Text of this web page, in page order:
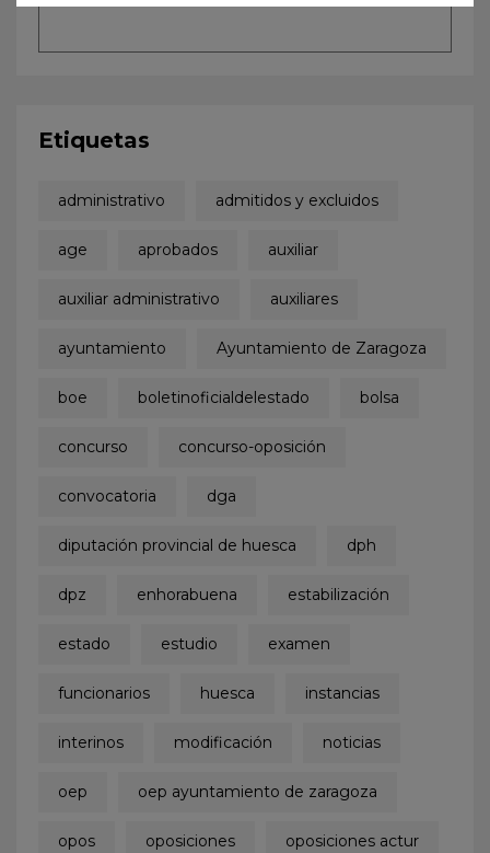
Etiquetas
administrativo admitidos y excluidos
age aprobados auxiliar
auxiliar administrativo auxiliares
ayuntamiento Ayuntamiento de Zaragoza
boe boletinoficialdelestado bolsa
concurso concurso-oposición
convocatoria dga
diputación provincial de huesca dph
dpz enhorabuena estabilización
estado estudio examen
funcionarios huesca instancias
interinos modificación noticias
oep oep ayuntamiento de zaragoza
opos oposiciones oposiciones actur